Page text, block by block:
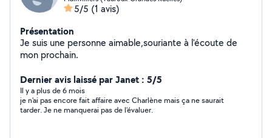
5/5 (1 avis)
Présentation
Je suis une personne aimable,souriante à l'écoute de
mon prochain.
Dernier avis laissé par Janet : 5/5
Il y a plus de 6 mois
je n'ai pas encore fait affaire avec Charlène mais ça ne saurait
tarder. Je ne manquerai pas de l'évaluer.